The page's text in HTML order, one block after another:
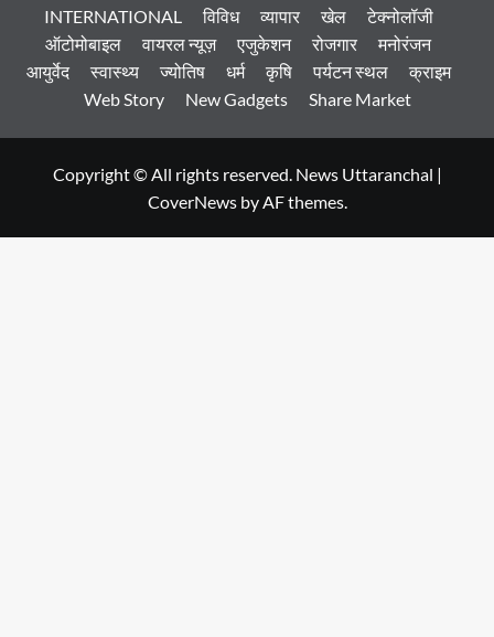
INTERNATIONAL
विविध व्यापार खेल
टेक्नोलॉजी
ऑटोमोबाइल
वायरल न्यूज़ एजुकेशन रोजगार
मनोरंजन
आयुर्वेद
स्वास्थ्य ज्योतिष धर्म कृषि पर्यटन स्थल
क्राइम
Web Story
New Gadgets Share Market
Copyright © All rights reserved. News Uttaranchal |
CoverNewsby AF themes.